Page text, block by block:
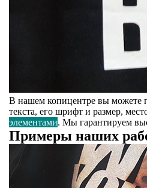
В нашем копицентре вы можете
текста, его шрифт и размер,
элементами. Мы гарантируем
Примеры наших